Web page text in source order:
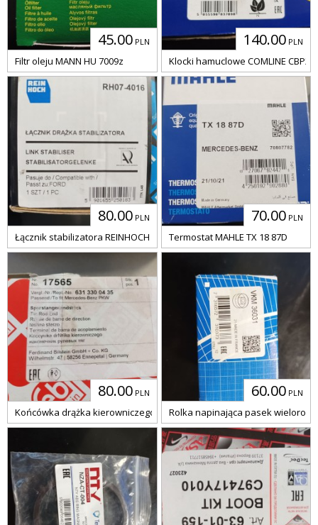
45.00 PLN
Filtr oleju MANN HU 7009z
140.00 PLN
Klocki hamuclowe COMLINE
80.00 PLN
Łącznik stabilizatora REINHOCH RH07-4016
70.00 PLN
Termostat MAHLE TX 18 87D
80.00 PLN
Końcówka drążka kierowniczego FEBI 17565
60.00 PLN
Rolka napinająca pasek